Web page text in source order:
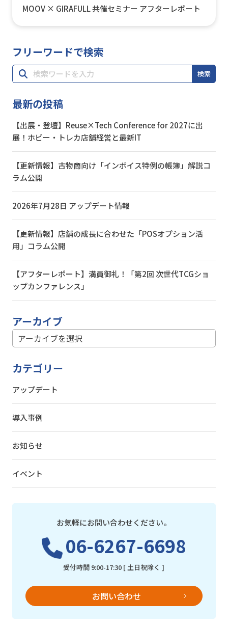
MOOV × GIRAFULL 共催セミナー アフターレポート
フリーワードで検索
検索
最新の投稿
【出展・登壇】Reuse×Tech Conference for 2027に出
展！ホビー・トレカ店舗経営と最新IT
【更新情報】古物商向け「インボイス特例の帳簿」解説コ
ラム公開
2026年7月28日 アップデート情報
【更新情報】店舗の成長に合わせた「POSオプション活
用」コラム公開
【アフターレポート】満員御礼！「第2回 次世代TCGショ
ップカンファレンス」
アーカイブ
カテゴリー
アップデート
導入事例
お知らせ
イベント
お気軽にお問い合わせください。
06-6267-6698
受付時間 9:00-17:30 [ 土日祝除く ]
お問い合わせ